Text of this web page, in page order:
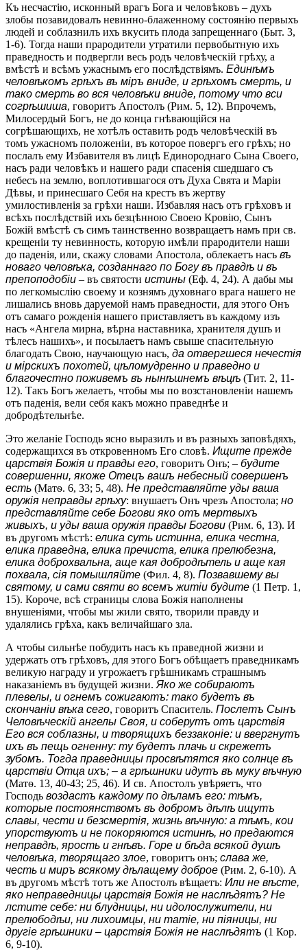
Къ несчастію, исконный врагъ Бога и человѣковъ – духъ
злобы позавидовалъ невинно-блаженному состоянію первыхъ
людей и соблазнилъ ихъ вкусить плода запрещеннаго (Быт. 3,
1-6). Тогда наши прародители утратили первобытную ихъ
праведность и подвергли весь родъ человѣческій грѣху, а
вмѣстѣ и всѣмъ ужаснымъ его послѣдствіямъ. Единѣмъ
человѣкомъ грѣхъ въ міръ вниде, и грѣхомъ смерть, и
тако смерть во вся человѣки вниде, потому что вси
согрѣшиша, говоритъ Апостолъ (Рим. 5, 12). Впрочемъ,
Милосердый Богъ, не до конца гнѣвающійся на
согрѣшающихъ, не хотѣлъ оставить родъ человѣческій въ
томъ ужасномъ положеніи, въ которое повергъ его грѣхъ; но
послалъ ему Избавителя въ лицѣ Единороднаго Сына Своего,
насъ ради человѣкъ и нашего ради спасенія сшедшаго съ
небесъ на землю, воплотившагося отъ Духа Свята и Маріи
Дѣвы, и принесшаго Себя на крестъ въ жертву
умилостивленія за грѣхи наши. Избавляя насъ отъ грѣховъ и
всѣхъ послѣдствій ихъ безцѣнною Своею Кровію, Сынъ
Божій вмѣстѣ съ симъ таинственно возвращаетъ намъ при св.
крещеніи ту невинность, которую имѣли прародители наши
до паденія, или, скажу словами Апостола, облекаетъ насъ въ
новаго человѣка, созданнаго по Богу въ правдѣ и въ
препоподобіи – въ святости истины (Еф. 4, 24). А дабы мы
по легкомыслію своему и кознямъ духовнаго врага нашего не
лишались вновь даруемой намъ праведности, для этого Онъ
отъ самаго рожденія нашего приставляетъ въ каждому изъ
насъ «Ангела мирна, вѣрна наставника, хранителя душъ и
тѣлесъ нашихъ», и посылаетъ намъ свыше спасительную
благодать Свою, научающую насъ, да отвергшеся нечестія
и мірскихъ похотей, цѣломудренно и праведно и
благочестно поживемъ въ нынѣшнемъ вѣцѣ (Тит. 2, 11-
12). Такъ Богъ желаетъ, чтобы мы по возстановленіи нашемъ
отъ паденія, вели себя какъ можно праведнѣе и
добродѣтельнѣе.
Это желаніе Господь ясно выразилъ и въ разныхъ заповѣдяхъ,
содержащихся въ откровенномъ Его словѣ. Ищите прежде
царствія Божія и правды его, говоритъ Онъ; – будите
совершенни, якоже Отецъ вашъ небесный совершенъ
есть (Матѳ. 6, 33; 5, 48). Не представляйте уды ваша
оружія неправды грѣху: внушаетъ Онъ чрезъ Апостола; но
представляйте себе Богови яко отъ мертвыхъ
живыхъ, и уды ваша оружія правды Богови (Рим. 6, 13). И
въ другомъ мѣстѣ: елика суть истинна, елика честна,
елика праведна, елика пречиста, елика прелюбезна,
елика доброхвальна, аще кая добродѣтель и аще кая
похвала, сія помышляйте (Фил. 4, 8). Позвавшему вы
святому, и сами святи во всемъ житіи будите (1 Петр. 1,
15). Короче, всѣ страницы слова Божія наполнены
внушеніями, чтобы мы жили свято, творили правду и
удалялись грѣха, какъ величайшаго зла.
А чтобы сильнѣе побудить насъ къ праведной жизни и
удержать отъ грѣховъ, для этого Богъ обѣщаетъ праведникамъ
великую награду и угрожаетъ грѣшникамъ страшнымъ
наказаніемъ въ будущей жизни. Яко же собираютъ
плевелы, и огнемъ сожигаютъ: тако будетъ въ
скончаніи вѣка сего, говоритъ Спаситель. Послетъ Сынъ
Человѣческій ангелы Своя, и соберутъ отъ царствія
Его вся соблазны, и творящихъ беззаконіе: и ввергнутъ
ихъ въ пещь огненну: ту будетъ плачь и скрежетъ
зубомъ. Тогда праведницы просвѣтятся яко солнце въ
царствіи Отца ихъ; – а грѣшники идутъ въ муку вѣчную
(Матѳ. 13, 40-43; 25, 46). И св. Апостолъ увѣряетъ, что
Господь воздастъ каждому по дѣламъ его: тѣмъ,
которые постоянствомъ въ добромъ дѣлѣ ищутъ
славы, чести и безсмертія, жизнь вѣчную: а тѣмъ, кои
упорствуютъ и не покоряются истинѣ, но предаются
неправдѣ, ярость и гнѣвъ. Горе и бѣда всякой душѣ
человѣка, творящаго злое, говоритъ онъ; слава же,
честь и миръ всякому дѣлащему доброе (Рим. 2, 6-10). А
въ другомъ мѣстѣ тотъ же Апостолъ вѣщаетъ: Или не вѣсте,
яко неправедницы царствія Божія не наслѣдятъ? Не
лстите себе: ни блудницы, ни идолослужители, ни
прелюбодѣи, ни лихоимцы, ни татіе, ни піяницы, ни
другіе грѣшники – царствія Божія не наслѣдятъ (1 Кор.
6, 9-10).